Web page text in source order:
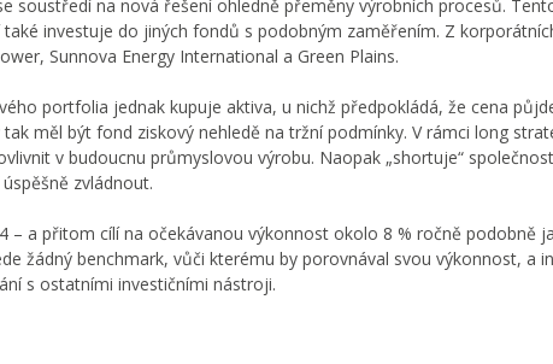
soustředí na nová řešení ohledně přeměny výrobních procesů.
investuje do jiných fondů s podobným zaměřením. Z
Sunnova Energy International a Green Plains.
portfolia jednak kupuje aktiva, u nichž předpokládá, že cena
měl být fond ziskový nehledě na tržní podmínky. V rámci long
v budoucnu průmyslovou výrobu. Naopak „shortuje“
zvládnout.
– a přitom cílí na očekávanou výkonnost okolo 8 % ročně podobně
žádný benchmark, vůči kterému by porovnával svou výkonnost, a
s ostatními investičními nástroji.